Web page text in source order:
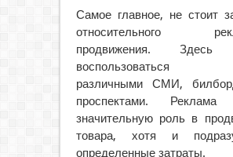
Самое главное, не стоит
относительного
продвижения. Здесь
воспользоваться
различными СМИ,
проспектами. Реклама
значительную роль в
товара, хотя и
определенные затраты.